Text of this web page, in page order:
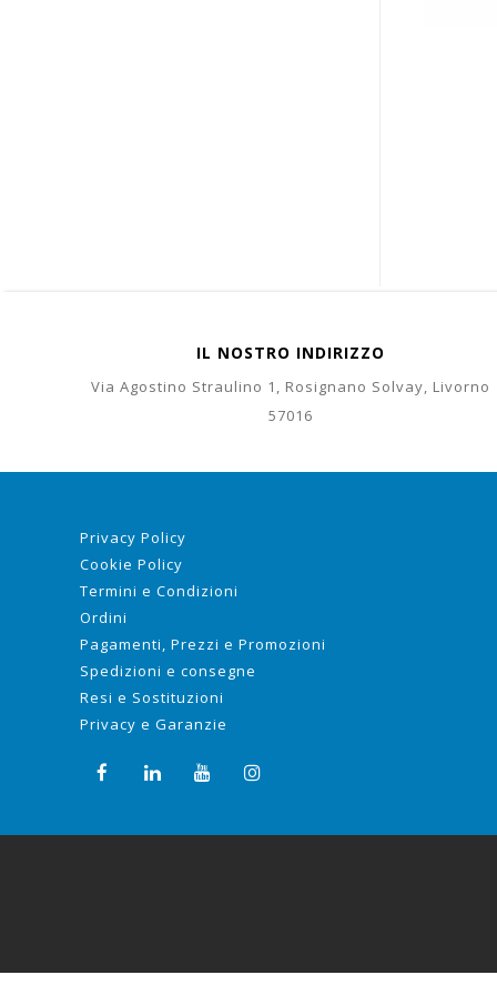
IL NOSTRO INDIRIZZO
Via Agostino Straulino 1, Rosignano Solvay, Livorno
57016
Privacy Policy
Cookie Policy
Termini e Condizioni
Ordini
Pagamenti, Prezzi e Promozioni
Spedizioni e consegne
Resi e Sostituzioni
Privacy e Garanzie